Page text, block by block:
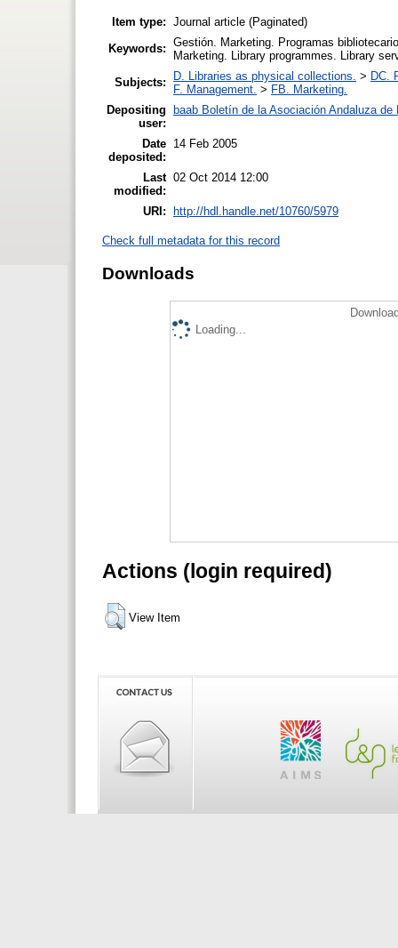
Item type: Journal article (Paginated)
Keywords: Gestión. Marketing. Programas
Marketing. Library programmes. Library
Subjects:
D. Libraries as physical collections. > DC.
F. Management. > FB. Marketing.
Depositing
user:
baab Boletín de la Asociación Andaluza de
Date
deposited:
14 Feb 2005
Last
modified:
02 Oct 2014 12:00
URI: http://hdl.handle.net/10760/5979
Check full metadata for this record
Downloads
Loading...
Actions (login required)
View Item